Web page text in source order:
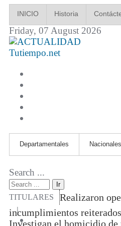
INICIO Historia
Friday, 07 August 2026
Tutiempo.net
Departamentales Nacionales
Search ...
Ir
TITULARES
Realizaron
incumplimientos reiterados
|
Investigan el homicidio de